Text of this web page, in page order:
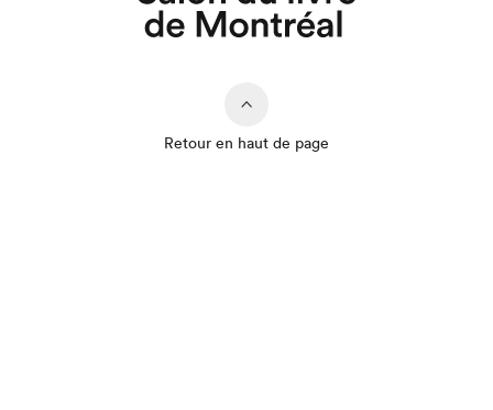
Retour en haut de page